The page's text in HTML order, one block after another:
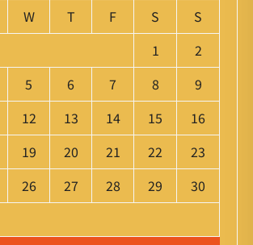
W T F S
S
1
2
5 6 7 8
9
12 13 14 15
16
19 20 21 22
23
26 27 28 29
30